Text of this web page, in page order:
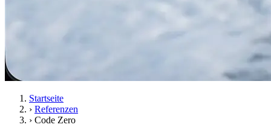
Startseite
› Referenzen
› Code Zero